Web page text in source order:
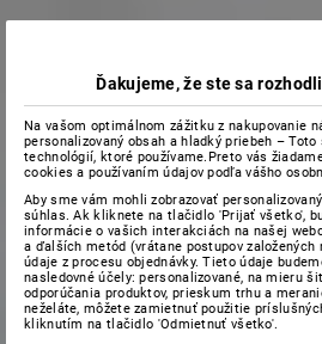
Ďakujeme, že ste sa
Na vašom optimálnom zážitku z nakupovanie
personalizovaný obsah a hladký priebeh –
technológií, ktoré používame.Preto vás
cookies a používaním údajov podľa vášho
Aby sme vám mohli zobrazovať
súhlas. Ak kliknete na tlačidlo 'Prijať všetko',
informácie o vašich interakciách na našej
a ďalších metód (vrátane postupov
údaje z procesu objednávky. Tieto údaje
nasledovné účely: personalizované, na mieru
odporúčania produktov, prieskum trhu a
neželáte, môžete zamietnuť použitie
kliknutím na tlačidlo 'Odmietnuť všetko'.